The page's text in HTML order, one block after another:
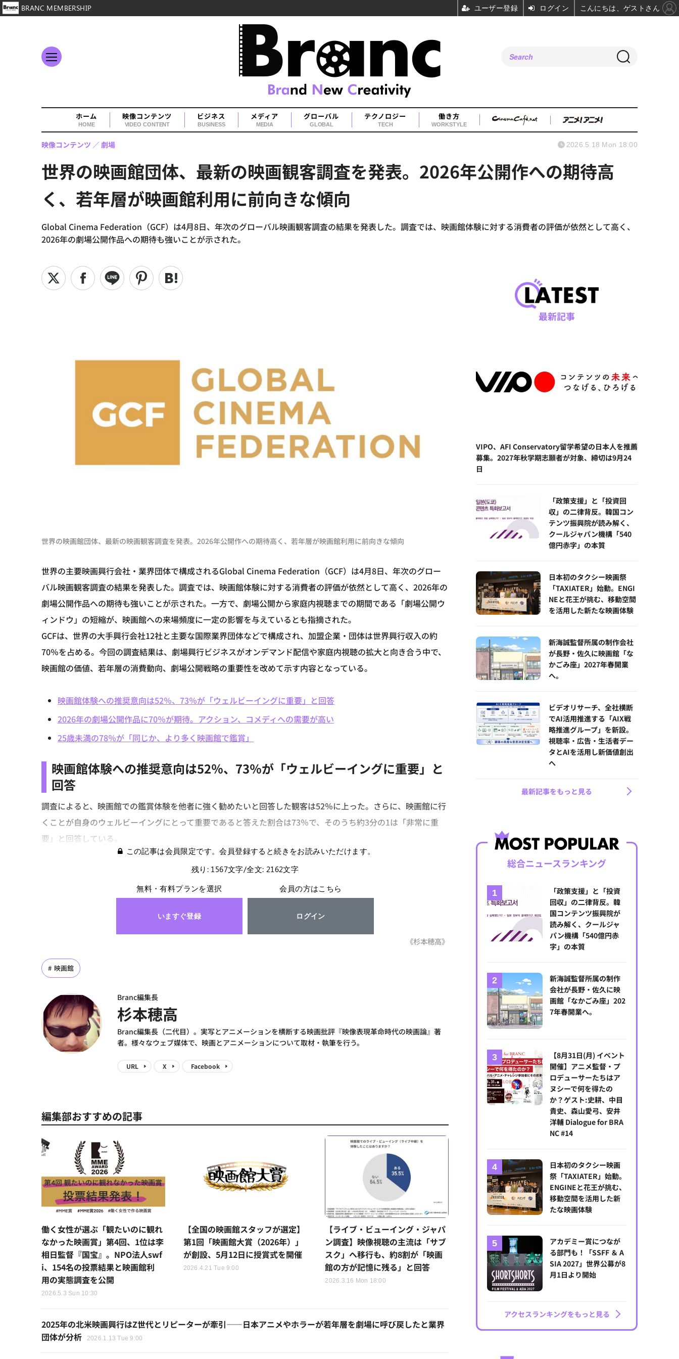
ホーム
HOME
映像コンテンツ
VIDEO CONTENT
ビジネス
BUSINESS
メディア
MEDIA
グローバル
GLOBAL
テクノロジー
TECH
働き方
WORKSTYLE
世界の映画館団体、最新の映画観客調査を発表。2026年公開作への期待高
く、若年層が映画館利用に前向きな傾向
Global Cinema Federation（GCF）は4月8日、年次のグローバル映画観客調査の結果を発表した。調査では、映画館体験に対する消費者の評価が依然として高く、
2026年の劇場公開作品への期待も強いことが示された。
映像コンテンツ 劇場 2026.5.18 Mon 18:00
世界の映画館団体、最新の映画観客調査を発表。2026年公開作への期待高く、若年層が映画館利用に前向きな傾向
世界の主要映画興行会社・業界団体で構成されるGlobal Cinema Federation（GCF）は4月8日、年次のグロー
バル映画観客調査の結果を発表した。調査では、映画館体験に対する消費者の評価が依然として高く、2026年の
劇場公開作品への期待も強いことが示された。一方で、劇場公開から家庭内視聴までの期間である「劇場公開ウ
ィンドウ」の短縮が、映画館への来場頻度に一定の影響を与えているとも指摘された。
GCFは、世界の大手興行会社12社と主要な国際業界団体などで構成され、加盟企業・団体は世界興行収入の約
70％を占める。今回の調査結果は、劇場興行ビジネスがオンデマンド配信や家庭内視聴の拡大と向き合う中で、
映画館の価値、若年層の消費動向、劇場公開戦略の重要性を改めて示す内容となっている。
映画館体験への推奨意向は52％、73％が「ウェルビーイングに重要」と回答
2026年の劇場公開作品に70％が期待。アクション、コメディへの需要が高い
25歳未満の78％が「同じか、より多く映画館で鑑賞」
映画館体験への推奨意向は52％、73％が「ウェルビーイングに重要」と
回答
調査によると、映画館での鑑賞体験を他者に強く勧めたいと回答した観客は52％に上った。さらに、映画館に行
くことが自身のウェルビーイングにとって重要であると答えた割合は73％で、そのうち約3分の1は「非常に重
要」と回答している。
この記事は会員限定です。会員登録すると続きをお読みいただけます。
残り: 1567文字/全文: 2162文字
無料・有料プランを選択
いますぐ登録
会員の方はこちら
ログイン
《杉本穂高》
映画館
Branc編集長
杉本穂高
Branc編集長（二代目）。実写とアニメーションを横断する映画批評『映像表現革命時代の映画論』著
者。様々なウェブ媒体で、映画とアニメーションについて取材・執筆を行う。
URL X Facebook
編集部おすすめの記事
働く女性が選ぶ「観たいのに観れ
なかった映画賞」第4回、1位は李
相日監督『国宝』。NPO法人swf
i、154名の投票結果と映画館利
用の実態調査を公開
2026.5.3 Sun 10:30
【全国の映画館スタッフが選定】
第1回「映画館大賞（2026年）」
が創設、5月12日に授賞式を開催
2026.4.21 Tue 9:00
【ライブ・ビューイング・ジャパ
ン調査】映像視聴の主流は「サブ
スク」へ移行も、約8割が「映画
館の方が記憶に残る」と回答
2026.3.16 Mon 18:00
2025年の北米映画興行はZ世代とリピーターが牽引——日本アニメやホラーが若年層を劇場に呼び戻したと業界
団体が分析
2026.1.13 Tue 9:00
最新記事
VIPO、AFI Conservatory留学希望の日本人を推薦
募集。2027年秋学期志願者が対象、締切は9月24
日
「政策支援」と「投資回
収」の二律背反。韓国コン
テンツ振興院が読み解く、
クールジャパン機構「540
億円赤字」の本質
日本初のタクシー映画祭
「TAXIATER」始動。ENGI
NEと花王が挑む、移動空間
を活用した新たな映画体験
新海誠監督所属の制作会社
が長野・佐久に映画館「な
かごみ座」2027年春開業
へ。
ビデオリサーチ、全社横断
でAI活用推進する「AIX戦
略推進グループ」を新設。
視聴率・広告・生活者デー
タとAIを活用し新価値創出
へ
最新記事をもっと見る
総合ニュースランキング
「政策支援」と「投資
回収」の二律背反。韓
国コンテンツ振興院が
読み解く、クールジャ
パン機構「540億円赤
字」の本質
新海誠監督所属の制作
会社が長野・佐久に映
画館「なかごみ座」202
7年春開業へ。
【8月31日(月) イベント
開催】アニメ監督・プ
ロデューサーたちはア
ヌシーで何を得たの
か？ゲスト:史耕、中目
貴史、森山愛弓、安井
洋輔 Dialogue for BRA
NC #14
日本初のタクシー映画
祭「TAXIATER」始動。
ENGINEと花王が挑む、
移動空間を活用した新
たな映画体験
アカデミー賞につなが
る部門も！「SSFF ＆ A
SIA 2027」世界公募が8
月1日より開始
アクセスランキングをもっと見る
BRANC MEMBERSHIP ユーザー登録 ログイン こんにちは、ゲストさん